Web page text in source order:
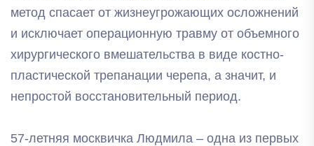
метод спасает от жизнеугрожающих осложнений
и исключает операционную травму от объемного
хирургического вмешательства в виде костно-
пластической трепанации черепа, а значит, и
непростой восстановительный период.
57-летняя москвичка Людмила – одна из первых